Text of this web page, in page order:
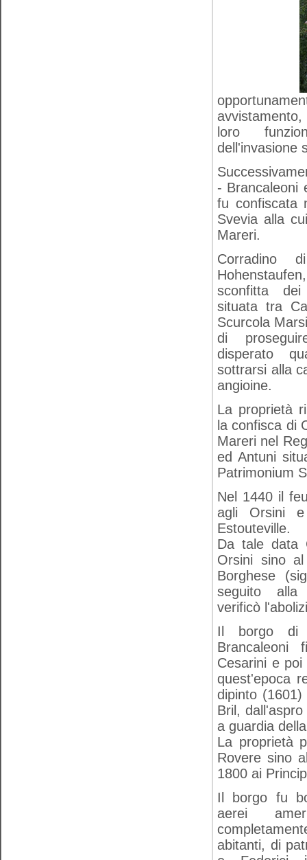
loro
dell'invasione
- Brancaleoni
fu confiscata
Svevia alla
Mareri.
Corradino
sconfitta
situata tra
Scurcola
di
disperato
sottrarsi alla
angioine.
La proprietà
la confisca di
Mareri nel
ed Antuni
Patrimonium
Nel 1440 il
agli Orsini
Estouteville.
Da tale data
Orsini sino
Borghese
seguito alla
verificò
Il borgo di
Cesarini e
quest'epoca
dipinto
Bril,
a guardia
La proprietà
Rovere sino
1800 ai
Il borgo fu
aerei
abitanti, di